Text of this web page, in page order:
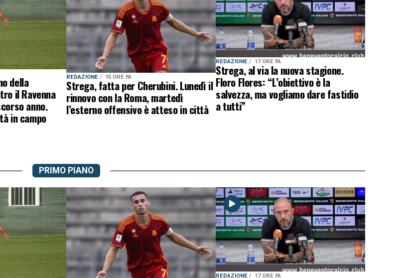
della
il Ravenna
anno.
in campo
REDAZIONE 15 ORE FA
Strega, fatta per Cherubini. Lunedì il
rinnovo con la Roma, martedì
l’esterno offensivo è atteso in città
REDAZIONE 17 ORE FA
Strega, al via la nuova stagione.
Floro Flores: “L’obiettivo è la
salvezza, ma vogliamo dare fastidio
a tutti”
PRIMO PIANO
REDAZIONE 17 ORE FA